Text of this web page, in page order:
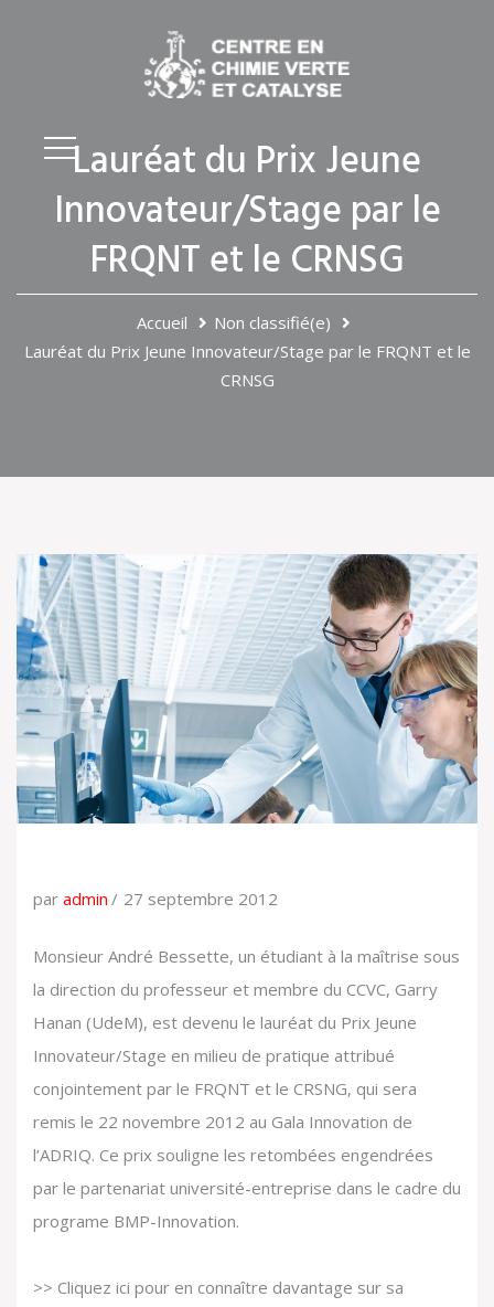
Lauréat du Prix Jeune
Innovateur/Stage par le
FRQNT et le CRNSG
Accueil
Non classifié(e)
Lauréat du Prix Jeune Innovateur/Stage par le FRQNT et le
CRNSG
par admin 27 septembre 2012
Monsieur André Bessette, un étudiant à la maîtrise sous
la direction du professeur et membre du CCVC, Garry
Hanan (UdeM), est devenu le lauréat du Prix Jeune
Innovateur/Stage en milieu de pratique attribué
conjointement par le FRQNT et le CRSNG, qui sera
remis le 22 novembre 2012 au Gala Innovation de
l’ADRIQ. Ce prix souligne les retombées engendrées
par le partenariat université-entreprise dans le cadre du
programe BMP-Innovation.
>> Cliquez ici pour en connaître davantage sur sa